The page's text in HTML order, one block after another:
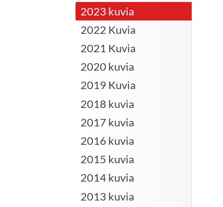
2023 kuvia
2022 Kuvia
2021 Kuvia
2020 kuvia
2019 Kuvia
2018 kuvia
2017 kuvia
2016 kuvia
2015 kuvia
2014 kuvia
2013 kuvia